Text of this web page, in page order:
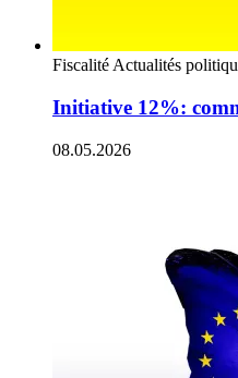
Fiscalité Actualités
Initiative 12%:
08.05.2026